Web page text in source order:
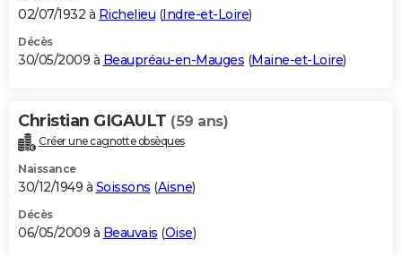
02/07/1932 à Richelieu (Indre-et-Loire)
Décès
30/05/2009 à Beaupréau-en-Mauges (Maine-et-Loire)
Christian GIGAULT (59 ans)
Créer une cagnotte obsèques
Naissance
30/12/1949 à Soissons (Aisne)
Décès
06/05/2009 à Beauvais (Oise)